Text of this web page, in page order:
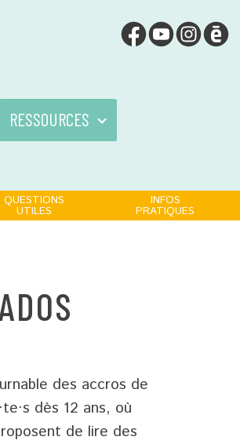
RESSOURCES
QUESTIONS
UTILES
INFOS
PRATIQUES
des accros de
dès 12 ans, où
de lire des